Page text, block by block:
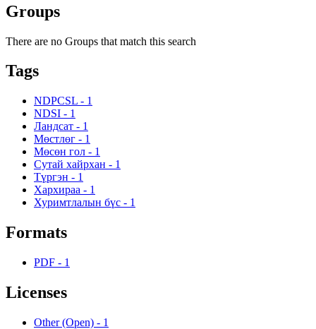
Groups
There are no Groups that match this search
Tags
NDPCSL - 1
NDSI - 1
Ландсат - 1
Мөстлөг - 1
Мөсөн гол - 1
Сутай хайрхан - 1
Түргэн - 1
Хархираа - 1
Хуримтлалын бүс - 1
Formats
PDF - 1
Licenses
Other (Open) - 1